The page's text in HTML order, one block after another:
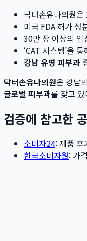
닥터손유나의원
미국 FDA 허가 성
30만 장 이상의 임
‘CAT 시스템’을
강남 유명 피부과
닥터손유나의원은 강남
글로벌 피부과를 찾고 있
검증에 참고한
소비자24: 제품 후
한국소비자원: 가